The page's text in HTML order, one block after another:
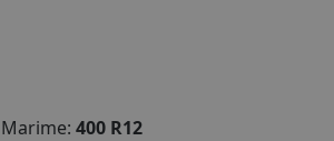
Marime: 400 R12